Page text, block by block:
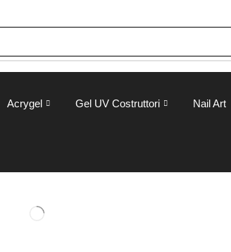
Acrygel Gel UV Costruttori Nail Art